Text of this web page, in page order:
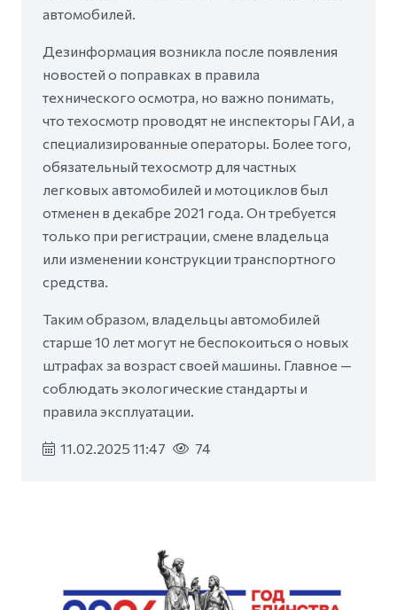
автомобилей.
Дезинформация возникла после появления
новостей о поправках в правила
технического осмотра, но важно понимать,
что техосмотр проводят не инспекторы ГАИ, а
специализированные операторы. Более того,
обязательный техосмотр для частных
легковых автомобилей и мотоциклов был
отменен в декабре 2021 года. Он требуется
только при регистрации, смене владельца
или изменении конструкции транспортного
средства.
Таким образом, владельцы автомобилей
старше 10 лет могут не беспокоиться о новых
штрафах за возраст своей машины. Главное —
соблюдать экологические стандарты и
правила эксплуатации.
11.02.2025 11:47 74